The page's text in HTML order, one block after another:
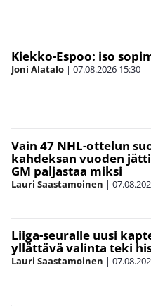
Kiekko-Espoo: iso
Joni Alatalo | 07.08.2026 15:30
Vain 47 NHL-ottelun
kahdeksan vuoden
GM paljastaa miksi
Lauri Saastamoinen |
Liiga-seuralle uusi
yllättävä valinta teki
Lauri Saastamoinen |